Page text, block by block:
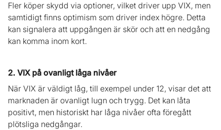
Fler köper skydd via optioner, vilket driver upp VIX, men
samtidigt finns optimism som driver index högre. Detta
kan signalera att uppgången är skör och att en nedgång
kan komma inom kort.
2. VIX på ovanligt låga nivåer
När VIX är väldigt låg, till exempel under 12, visar det att
marknaden är ovanligt lugn och trygg. Det kan låta
positivt, men historiskt har låga nivåer ofta föregått
plötsliga nedgångar.